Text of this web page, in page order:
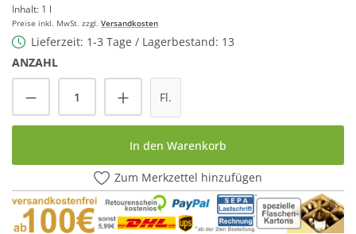
Inhalt: 1 l
Preise inkl. MwSt. zzgl. Versandkosten
Lieferzeit: 1-3 Tage / Lagerbestand: 13
ANZAHL
Produkt Anzahl: Gib den gewünschten
Fl.
In den Warenkorb
Zum Merkzettel hinzufügen